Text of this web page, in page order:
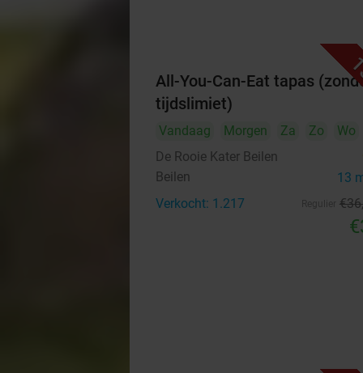
All-You-Can-Eat tapas
tijdslimiet)
Vandaag Morgen Za Zo
Wo
De Rooie Kater Beilen
Beilen 13
Verkocht: 1.217 €36